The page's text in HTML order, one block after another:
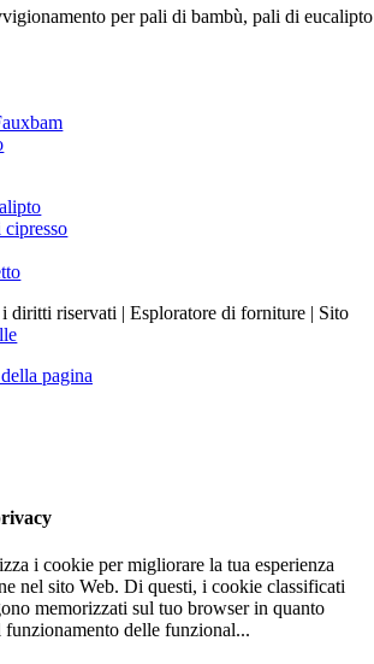
per pali di bambù, pali di eucalipto
diritti riservati | Esploratore di forniture | Sito
pagina
i cookie per migliorare la tua esperienza
nel sito Web. Di questi, i cookie classificati
memorizzati sul tuo browser in quanto
funzionamento delle funzional...